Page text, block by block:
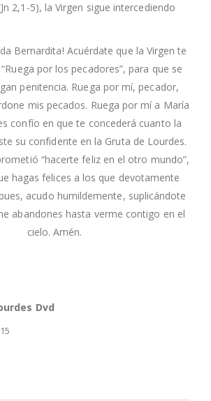
2,1-5), la Virgen sigue intercediendo
Bernardita! Acuérdate que la Virgen te
por los pecadores”, para que se
penitencia. Ruega por mí, pecador,
mis pecados. Ruega por mí a María
confío en que te concederá cuanto la
su confidente en la Gruta de Lourdes.
“hacerte feliz en el otro mundo”,
hagas felices a los que devotamente
acudo humildemente, suplicándote
abandones hasta verme contigo en el
cielo. Amén.
Dvd